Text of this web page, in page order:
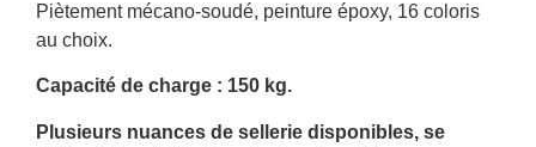
Piètement mécano-soudé, peinture époxy, 16 coloris
au choix.
Capacité de charge : 150 kg.
Plusieurs nuances de sellerie disponibles, se